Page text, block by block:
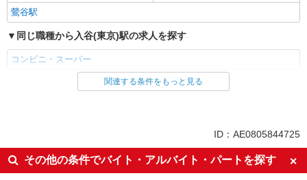
鶯谷駅
同じ職種から入谷(東京)駅の求人を探す
コンビニ・スーパー
同じ雇用形態から入谷(東京)駅の求人を探す
フリーター歓迎
ミドル（40代～）活躍中
エルダー（50代～）活躍中
シニア（60代～）活躍中
関連する条件をもっと見る
ID：AE0805844725
その他の条件でバイト・アルバイト・パートを探す